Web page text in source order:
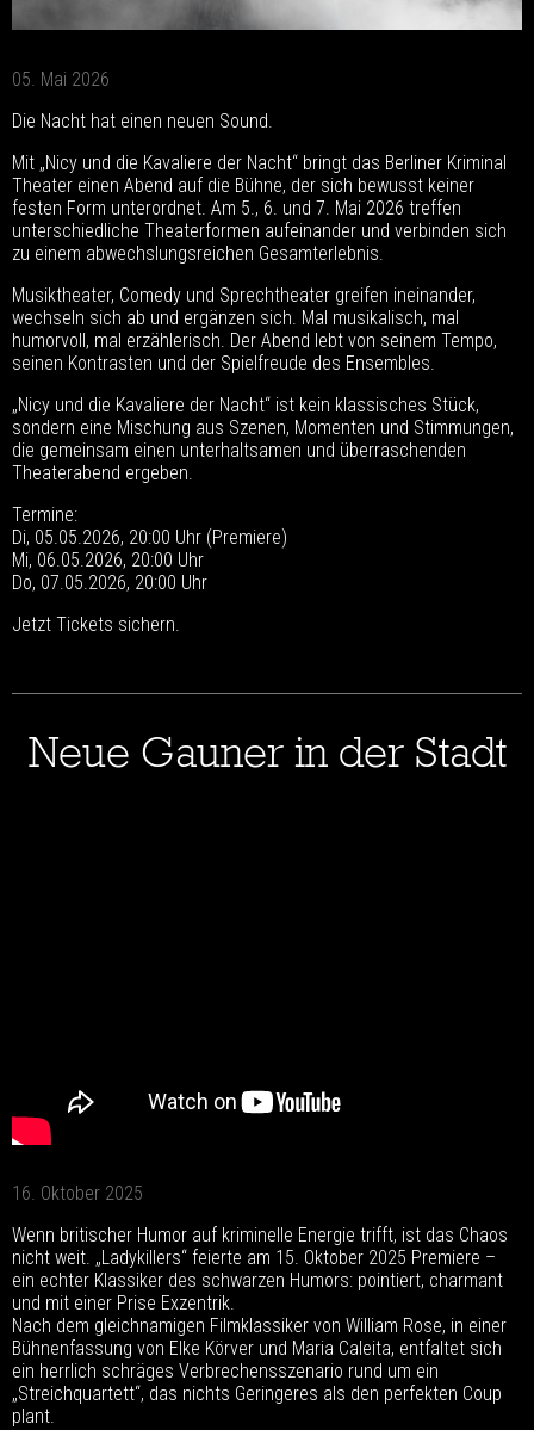
05. Mai 2026
Die Nacht hat einen neuen Sound.
Mit „Nicy und die Kavaliere der Nacht“ bringt das Berliner Kriminal
Theater einen Abend auf die Bühne, der sich bewusst keiner
festen Form unterordnet. Am 5., 6. und 7. Mai 2026 treffen
unterschiedliche Theaterformen aufeinander und verbinden sich
zu einem abwechslungsreichen Gesamterlebnis.
Musiktheater, Comedy und Sprechtheater greifen ineinander,
wechseln sich ab und ergänzen sich. Mal musikalisch, mal
humorvoll, mal erzählerisch. Der Abend lebt von seinem Tempo,
seinen Kontrasten und der Spielfreude des Ensembles.
„Nicy und die Kavaliere der Nacht“ ist kein klassisches Stück,
sondern eine Mischung aus Szenen, Momenten und Stimmungen,
die gemeinsam einen unterhaltsamen und überraschenden
Theaterabend ergeben.
Termine:
Di, 05.05.2026, 20:00 Uhr (Premiere)
Mi, 06.05.2026, 20:00 Uhr
Do, 07.05.2026, 20:00 Uhr
Jetzt Tickets sichern.
Neue Gauner in der Stadt
16. Oktober 2025
Wenn britischer Humor auf kriminelle Energie trifft, ist das Chaos
nicht weit. „Ladykillers“ feierte am 15. Oktober 2025 Premiere –
ein echter Klassiker des schwarzen Humors: pointiert, charmant
und mit einer Prise Exzentrik.
Nach dem gleichnamigen Filmklassiker von William Rose, in einer
Bühnenfassung von Elke Körver und Maria Caleita, entfaltet sich
ein herrlich schräges Verbrechensszenario rund um ein
„Streichquartett“, das nichts Geringeres als den perfekten Coup
plant.